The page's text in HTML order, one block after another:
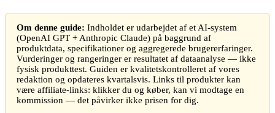
Om denne guide: Indholdet er udarbejdet af et AI-system
(OpenAI GPT + Anthropic Claude) på baggrund af
produktdata, specifikationer og aggregerede brugererfaringer.
Vurderinger og rangeringer er resultatet af dataanalyse — ikke
fysisk produkttest. Guiden er kvalitetskontrolleret af vores
redaktion og opdateres kvartalsvis. Links til produkter kan
være affiliate-links: klikker du og køber, kan vi modtage en
kommission — det påvirker ikke prisen for dig.